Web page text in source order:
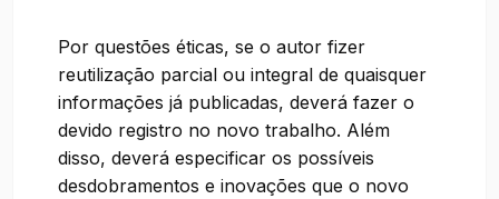
Por questões éticas, se o autor fizer
reutilização parcial ou integral de quaisquer
informações já publicadas, deverá fazer o
devido registro no novo trabalho. Além
disso, deverá especificar os possíveis
desdobramentos e inovações que o novo